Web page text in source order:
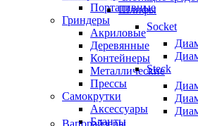
Портативные
Гриндеры
Акриловые
Деревянные
Контейнеры
Металлические
Прессы
Самокрутки
Аксессуары
Бланты
Шлифы
Socket
Steck
Вапорайзеры